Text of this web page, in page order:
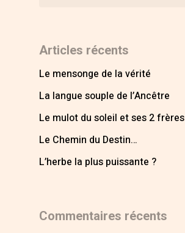
Articles récents
Le mensonge de la vérité
La langue souple de l’Ancêtre
Le mulot du soleil et ses 2 frères
Le Chemin du Destin…
L’herbe la plus puissante ?
Commentaires récents